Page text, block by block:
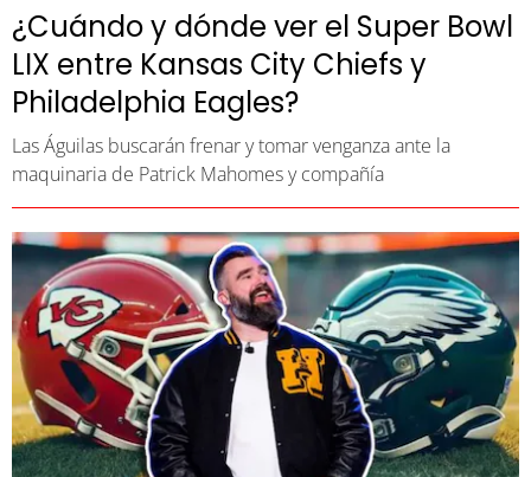
¿Cuándo y dónde ver el Super Bowl
LIX entre Kansas City Chiefs y
Philadelphia Eagles?
Las Águilas buscarán frenar y tomar venganza ante la
maquinaria de Patrick Mahomes y compañía